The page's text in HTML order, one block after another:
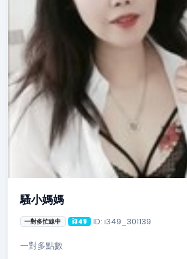
騷小媽媽
一對多忙線中 i349 ID: i349_301139
一對多點數